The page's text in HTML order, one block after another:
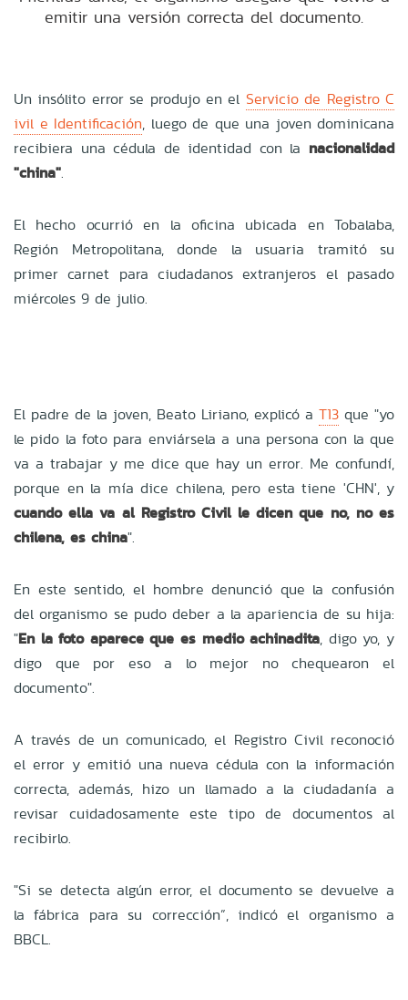
emitir una versión correcta del documento.
Un insólito error se produjo en el Servicio de Registro C
ivil e Identificación, luego de que una joven dominicana
recibiera una cédula de identidad con la nacionalidad
"china".
El hecho ocurrió en la oficina ubicada en Tobalaba,
Región Metropolitana, donde la usuaria tramitó su
primer carnet para ciudadanos extranjeros el pasado
miércoles 9 de julio.
El padre de la joven, Beato Liriano, explicó a T13 que "yo
le pido la foto para enviársela a una persona con la que
va a trabajar y me dice que hay un error. Me confundí,
porque en la mía dice chilena, pero esta tiene 'CHN', y
cuando ella va al Registro Civil le dicen que no, no es
chilena, es china".
En este sentido, el hombre denunció que la confusión
del organismo se pudo deber a la apariencia de su hija:
"En la foto aparece que es medio achinadita, digo yo, y
digo que por eso a lo mejor no chequearon el
documento".
A través de un comunicado, el Registro Civil reconoció
el error y emitió una nueva cédula con la información
correcta, además, hizo un llamado a la ciudadanía a
revisar cuidadosamente este tipo de documentos al
recibirlo.
"Si se detecta algún error, el documento se devuelve a
la fábrica para su corrección”, indicó el organismo a
BBCL.